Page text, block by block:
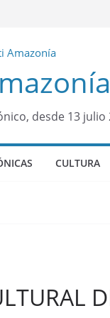
desde 13 julio
CULTURA